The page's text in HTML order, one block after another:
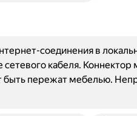
соединения в
кабеля. Коннектор
быть пережат мебелью.